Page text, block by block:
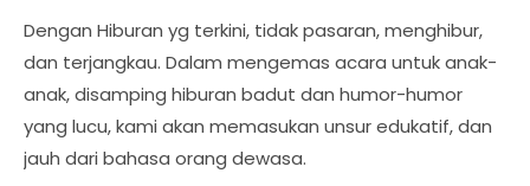
Dengan Hiburan yg terkini, tidak pasaran, menghibur,
dan terjangkau. Dalam mengemas acara untuk anak-
anak, disamping hiburan badut dan humor-humor
yang lucu, kami akan memasukan unsur edukatif, dan
jauh dari bahasa orang dewasa.